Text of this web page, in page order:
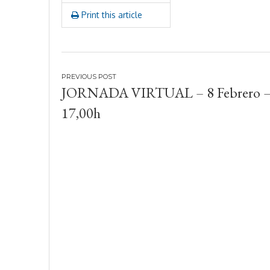
Print this article
Navegación
de
entradas
JORNADA VIRTUAL – 8 Febrero
17,00h